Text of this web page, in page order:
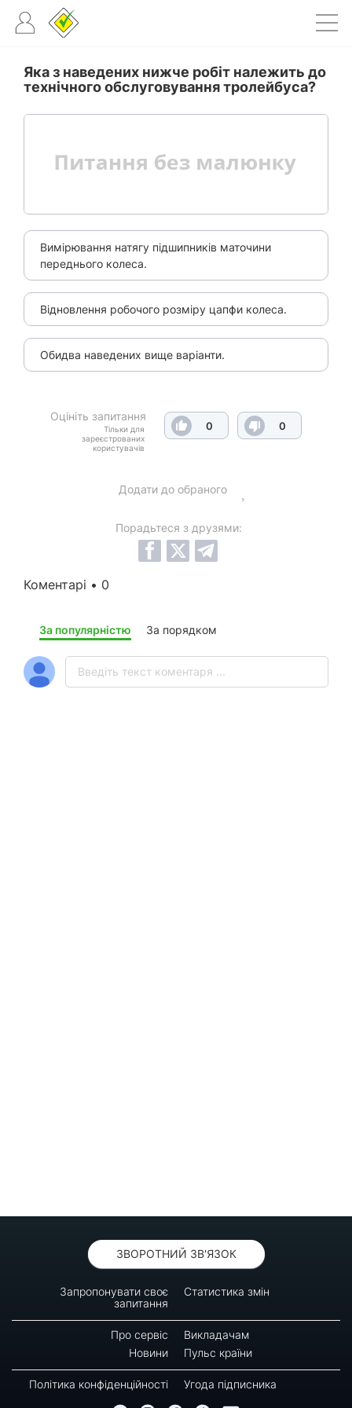
Яка з наведених нижче робіт належить до
технічного обслуговування тролейбуса?
Вимірювання натягу підшипників маточини
переднього колеса.
Відновлення робочого розміру цапфи колеса.
Обидва наведених вище варіанти.
Оцініть запитання
Тільки для
зареєстрованих
користувачів
0 0
Додати до обраного
Порадьтеся з друзями:
Коментарі • 0
За популярністю За порядком
ЗВОРОТНИЙ ЗВ'ЯЗОК
Запропонувати своє
запитання
Статистика змін
Про сервіс
Викладачам
Новини
Пульс країни
Політика конфіденційності Угода підписника